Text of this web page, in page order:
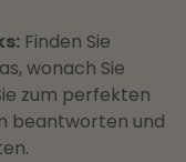
Finden Sie
wonach Sie
zum perfekten
beantworten und